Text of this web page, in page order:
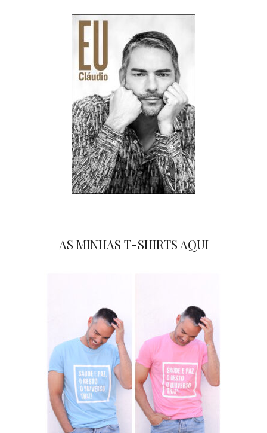
AS MINHAS T-SHIRTS AQUI